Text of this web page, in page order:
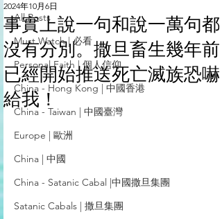
All Posts
Must Watch | 必看
Personal Faith | 個人信仰
China - Hong Kong | 中國香港
China - Taiwan | 中國臺灣
Europe | 歐洲
China | 中國
China - Satanic Cabal |中國撒旦集團
Satanic Cabals | 撒旦集團
事實上說一句和說一萬句都
沒有分別。撒旦畜生幾年前
已經開始推送死亡滅族恐嚇
給我！
2024年10月6日